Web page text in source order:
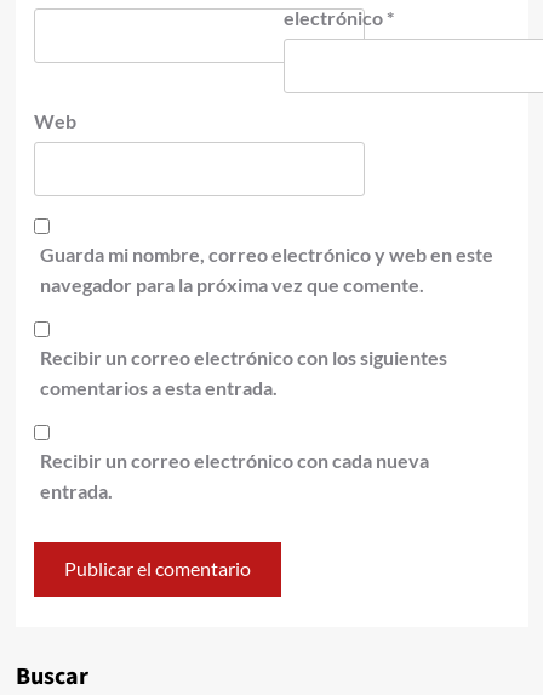
electrónico *
Web
Guarda mi nombre, correo electrónico y web en este
navegador para la próxima vez que comente.
Recibir un correo electrónico con los siguientes
comentarios a esta entrada.
Recibir un correo electrónico con cada nueva
entrada.
Buscar